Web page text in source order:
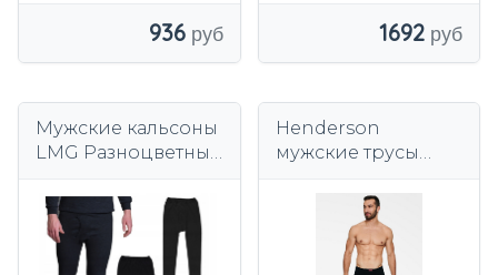
936 1692
Мужские кальсоны
LMG Разноцветные
Henderson
мужские трусы